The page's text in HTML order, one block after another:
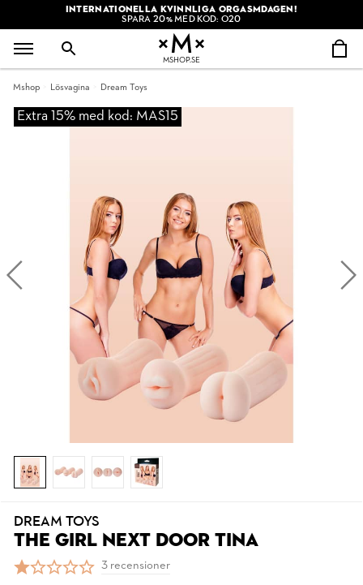
INTERNATIONELLA KVINNLIGA ORGASMDAGEN!
SPARA 20% MED KOD: O20
MSHOP.SE
Mshop Lösvagina Dream Toys
Extra 15% med kod: MAS15
DREAM TOYS
THE GIRL NEXT DOOR TINA
3 recensioner